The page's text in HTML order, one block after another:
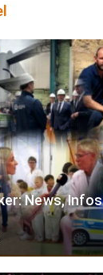
News,